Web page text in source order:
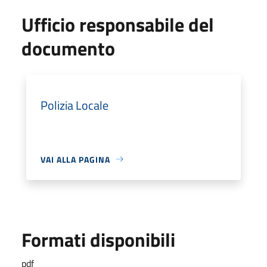
Ufficio responsabile del
documento
Polizia Locale
VAI ALLA PAGINA
Formati disponibili
pdf